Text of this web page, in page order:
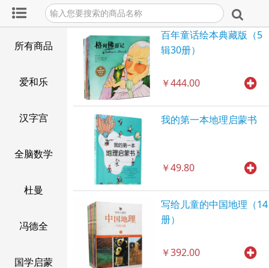
所有商品
爱和乐
汉字宫
全脑数学
杜曼
冯德全
国学启蒙
百年童话绘本典藏版（5
辑30册）
￥444.00
我的第一本地理启蒙书
￥49.80
写给儿童的中国地理（14
册）
￥392.00